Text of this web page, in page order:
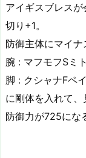
アイギスブレス
切り+1。
防御主体にマイ
腕 : マフモフSミ
脚 : クシャナFペ
に剛体を入れて
防御力が725にな